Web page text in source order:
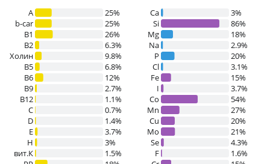
A
25%
b-car
25%
В1
26%
B2
6.3%
Холин
9.8%
B5
6.8%
B6
12%
B9
2.7%
B12
1.1%
C
0.7%
D
1.4%
E
3.7%
H
3%
вит.К
1.5%
Ca
3%
Si
86%
Mg
18%
Na
2.9%
P
20%
Cl
3.1%
Fe
15%
I
3.7%
Co
54%
Mn
27%
Cu
20%
Mo
21%
Se
4.3%
F
1.6%